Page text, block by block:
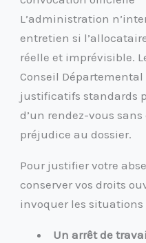
L’administration
entretien si
réelle et imprévisible.
Conseil
justificatifs standards
d’un rendez-vous
préjudice au dossier.
Pour justifier votre
conserver vos droits
invoquer les situations
Un arrêt de